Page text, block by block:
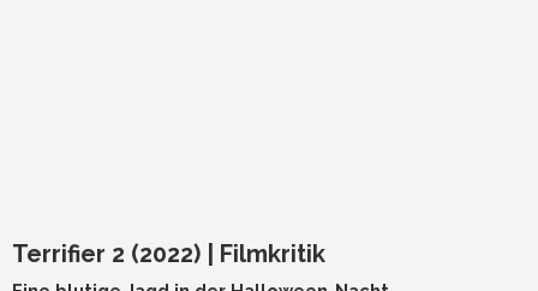
Terrifier 2 (2022) | Filmkritik